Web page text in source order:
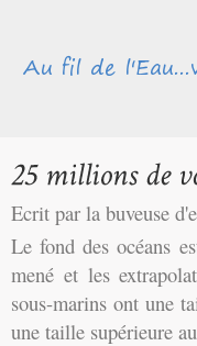
Ecrit par la buveuse
Le fond des océans
mené et les
sous-marins ont une
une taille supérieure